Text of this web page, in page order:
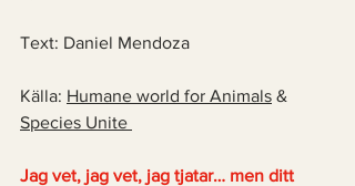
Text: Daniel Mendoza
Källa: Humane world for Animals &
Species Unite
Jag vet, jag vet, jag tjatar… men ditt